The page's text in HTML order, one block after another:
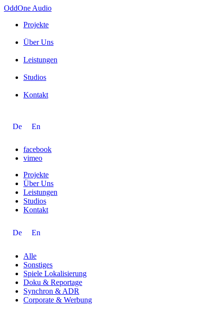
OddOne Audio
Projekte
Über Uns
Leistungen
Studios
Kontakt
De En
facebook
vimeo
Projekte
Über Uns
Leistungen
Studios
Kontakt
De En
Alle
Sonstiges
Spiele Lokalisierung
Doku & Reportage
Synchron & ADR
Corporate & Werbung